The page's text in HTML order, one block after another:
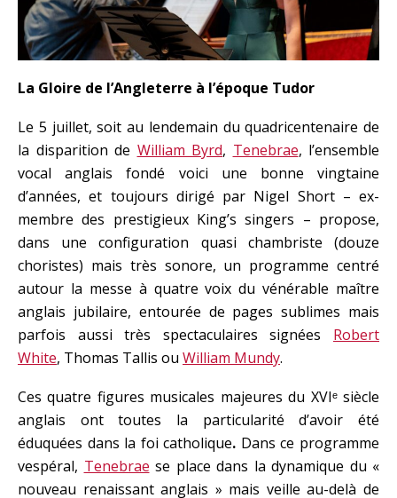
La Gloire de l’Angleterre à l’époque Tudor
Le 5 juillet, soit au lendemain du quadricentenaire de
la disparition de William Byrd, Tenebrae, l’ensemble
vocal anglais fondé voici une bonne vingtaine
d’années, et toujours dirigé par Nigel Short – ex-
membre des prestigieux King’s singers – propose,
dans une configuration quasi chambriste (douze
choristes) mais très sonore, un programme centré
autour la messe à quatre voix du vénérable maître
anglais jubilaire, entourée de pages sublimes mais
parfois aussi très spectaculaires signées Robert
White, Thomas Tallis ou William Mundy.
Ces quatre figures musicales majeures du XVIᵉ siècle
anglais ont toutes la particularité d’avoir été
éduquées dans la foi catholique. Dans ce programme
vespéral, Tenebrae se place dans la dynamique du «
nouveau renaissant anglais » mais veille au-delà de